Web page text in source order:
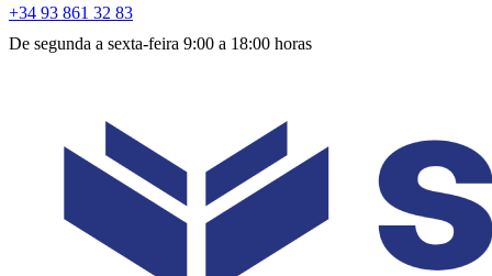
+34 93 861 32 83
De segunda a sexta-feira 9:00 a 18:00 horas